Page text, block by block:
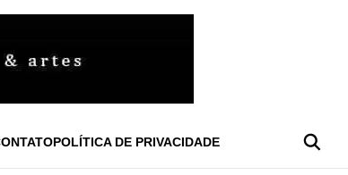
POLÍTICA DE PRIVACIDADE